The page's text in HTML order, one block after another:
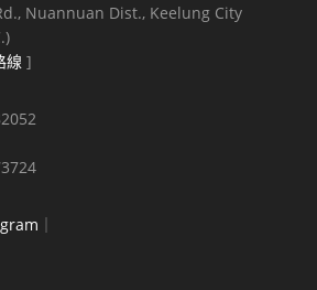
Nuannuan Dist., Keelung City
線 ]
｜